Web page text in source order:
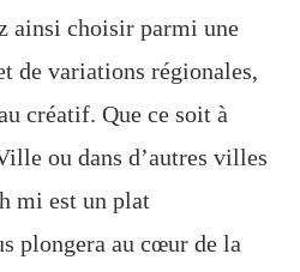
ainsi choisir parmi une
de variations régionales,
créatif. Que ce soit à
ou dans d’autres villes
mi est un plat
plongera au cœur de la